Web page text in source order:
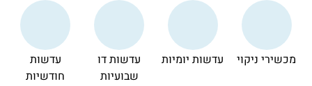
מכשירי ניקוי עדשות יומיות
עדשות דו
שבועיות
עדשות
חודשיות